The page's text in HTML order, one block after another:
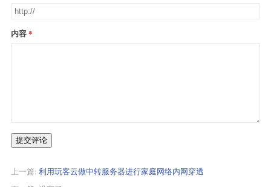
内容
提交评论
上一篇: 利用玩客云做中转服务器进行家庭网络内网穿透